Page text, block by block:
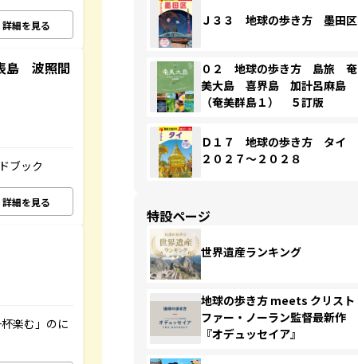
詳細を見る
島 波照間
ブック
詳細を見る
楽む」のに
Ｊ３３ 地球の歩き方 墨田区
０２ 地球の歩き方 島旅 奄
美大島 喜界島 加計呂麻島
（奄美群島１） ５訂版
Ｄ１７ 地球の歩き方 タイ
２０２７～２０２８
特設ページ
世界遺産ランキング
地球の歩き方 meets クリスト
ファー・ノーラン監督最新作
『オデュッセイア』